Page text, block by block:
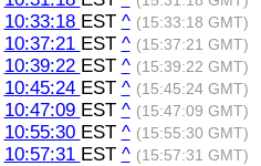
10:33:18 EST ^ (15:33:18 GMT)
10:37:21 EST ^ (15:37:21 GMT)
10:39:22 EST ^ (15:39:22 GMT)
10:45:24 EST ^ (15:45:24 GMT)
10:47:09 EST ^ (15:47:09 GMT)
10:55:30 EST ^ (15:55:30 GMT)
10:57:31 EST ^ (15:57:31 GMT)